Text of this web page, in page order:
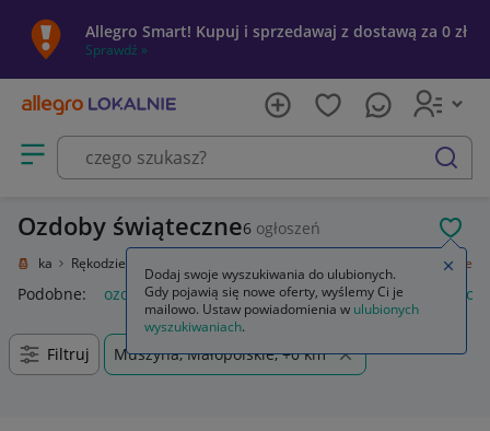
Allegro Smart! Kupuj i sprzedawaj z dostawą za 0 zł
Sprawdź »
Otwórz menu z kategoriami
szukaj
Ozdoby świąteczne6 ogłoszeń
i sztuka Rękodzieło Ozdoby świąteczne
Podobne: ozdoby świąteczne ozdoby świąteczne boże
Filtruj Muszyna, Małopolskie, +0 km
Dodaj swoje wyszukiwania do ulubionych.
Gdy pojawią się nowe oferty, wyślemy Ci je
mailowo. Ustaw powiadomienia w ulubionych
wyszukiwaniach.